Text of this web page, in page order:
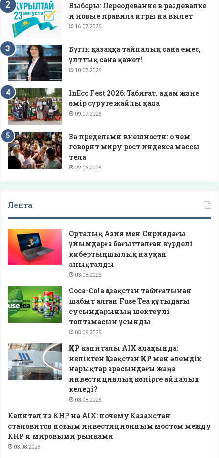
Выборы: Переодевание в раздевалке
и новые правила игры на вылет
16.07.2026
Бүгін қазаққа тайпалық сана емес,
ұлттық сана қажет!
10.07.2026
InEco Fest 2026: Табиғат, адам және
өмір сүруге жайлы қала
09.07.2026
За пределами внешности: о чем
говорит миру рост индекса массы
тела
22.06.2026
Лента
Орталық Азия мен Сириядағы
ұйымдарға бағытталған күрделі
кибертыңшылық науқан
анықталды
03.08.2026
Coca-Cola Қазақстан табиғатынан
шабыт алған Fuse Tea құтыдағы
сусындарының шектеулі
топтамасын ұсынды
03.08.2026
ҚХР капиталы AIX алаңында:
неліктен Қазақстан ҚХР мен әлемдік
нарықтар арасындағы жаңа
инвестициялық көпірге айналып
келеді?
03.08.2026
Капитал из КНР на AIX: почему Казахстан
становится новым инвестиционным мостом между
КНР и мировыми рынками
03.08.2026